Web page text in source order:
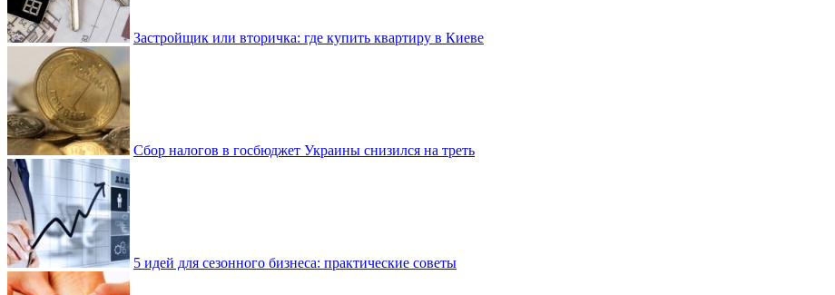
Застройщик или вторичка: где купить квартиру в Киеве
Сбор налогов в госбюджет Украины снизился на треть
5 идей для сезонного бизнеса: практические советы